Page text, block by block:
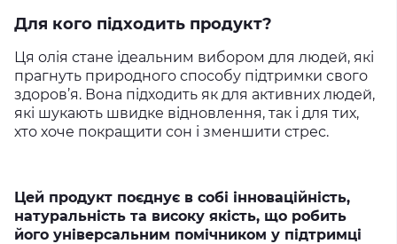
Для кого підходить продукт?
Ця олія стане ідеальним вибором для людей, які
прагнуть природного способу підтримки свого
здоров’я. Вона підходить як для активних людей,
які шукають швидке відновлення, так і для тих,
хто хоче покращити сон і зменшити стрес.
Цей продукт поєднує в собі інноваційність,
натуральність та високу якість, що робить
його універсальним помічником у підтримці